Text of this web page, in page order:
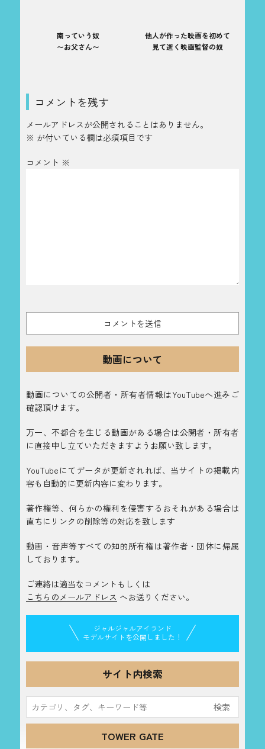
南っていう奴
〜お父さん〜
他人が作った映画を初めて
見て逝く映画監督の奴
コメントを残す
メールアドレスが公開されることはありません。
※ が付いている欄は必須項目です
コメント ※
動画について
動画についての公開者・所有者情報はYouTubeへ進みご
確認頂けます。
万一、不都合を生じる動画がある場合は公開者・所有者
に直接申し立ていただきますようお願い致します。
YouTubeにてデータが更新されれば、当サイトの掲載内
容も自動的に更新内容に変わります。
著作権等、何らかの権利を侵害するおそれがある場合は
直ちにリンクの削除等の対応を致します
動画・音声等すべての知的所有権は著作者・団体に帰属
しております。
ご連絡は適当なコメントもしくは
こちらのメールアドレス へお送りください。
ジャルジャルアイランド
モデルサイトを公開しました！
サイト内検索
索:
TOWER GATE